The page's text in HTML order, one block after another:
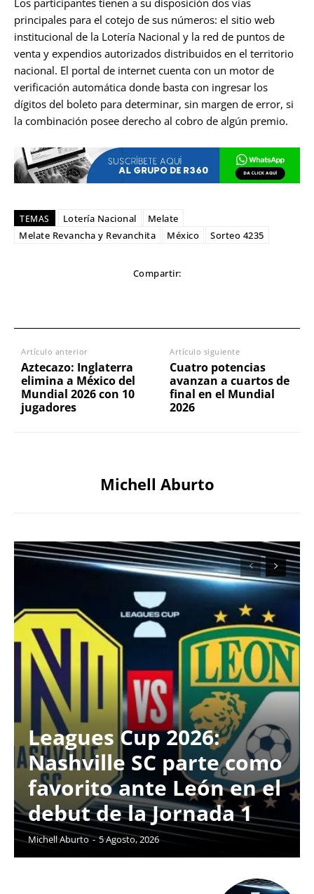
principales para el cotejo de sus números: el sitio web
institucional de la Lotería Nacional y la red de puntos de
venta y expendios autorizados distribuidos en el territorio
nacional. El portal de internet cuenta con un motor de
verificación automática donde basta con ingresar los
dígitos del boleto para determinar, sin margen de error, si
la combinación posee derecho al cobro de algún premio.
TEMAS Lotería Nacional
Melate
Melate Revancha y Revanchita
México Sorteo 4235
Compartir:
Artículo anterior
Aztecazo: Inglaterra
elimina a México del
Mundial 2026 con 10
jugadores
Artículo siguiente
Cuatro potencias
avanzan a cuartos de
final en el Mundial
2026
Michell Aburto
Leagues Cup 2026:
Nashville SC parte como
favorito ante León en el
debut de la Jornada 1
Michell Aburto - 5 Agosto, 2026